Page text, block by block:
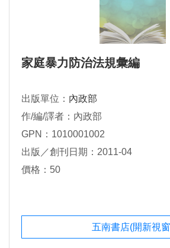
家庭暴力防治法規彙編
出版單位： 內政部
作/編/譯者：內政部
GPN：1010001002
出版／創刊日期：2011-04
價格：50
五南書店(開新視